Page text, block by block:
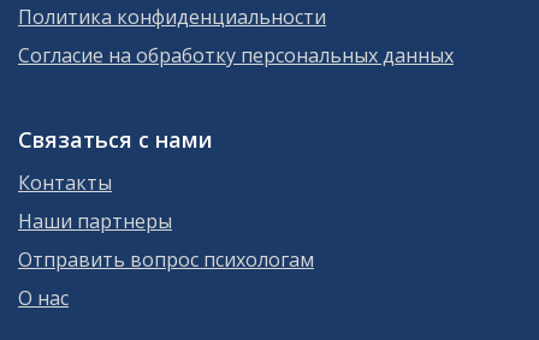
Политика конфиденциальности
Согласие на обработку персональных данных
Связаться с нами
Контакты
Наши партнеры
Отправить вопрос психологам
О нас